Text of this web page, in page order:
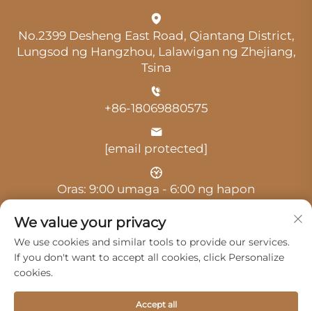
No.2399 Desheng East Road, Qiantang District,
Lungsod ng Hangzhou, Lalawigan ng Zhejiang,
Tsina
+86-18069880575
[email protected]
Oras: 9:00 umaga - 6:00 ng hapon
Patakaran sa Pagkakapribado
We value your privacy
We use cookies and similar tools to provide our services.
If you don't want to accept all cookies, click Personalize
cookies.
Accept all